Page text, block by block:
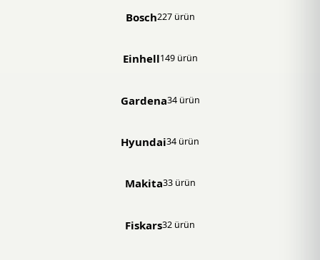
Bosch227 ürün
Einhell149 ürün
Gardena34 ürün
Hyundai34 ürün
Makita33 ürün
Fiskars32 ürün